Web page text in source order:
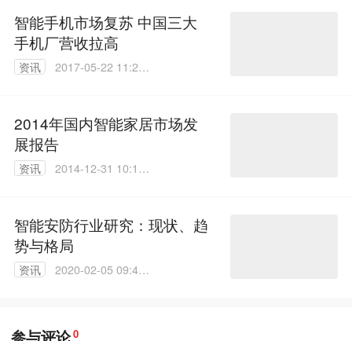
智能手机市场复苏 中国三大
手机厂营收拉高
资讯
2017-05-22 11:24:
2014年国内智能家居市场发
展报告
资讯
2014-12-31 10:17:
智能安防行业研究：现状、趋
势与格局
资讯
2020-02-05 09:40:
参与评论0